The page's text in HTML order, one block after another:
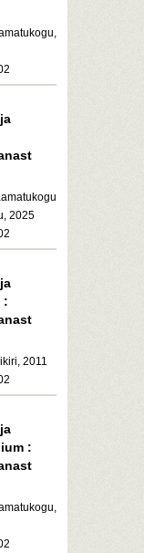
2025
:
2011
: